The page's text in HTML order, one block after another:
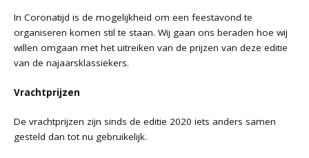
In Coronatijd is de mogelijkheid om een feestavond te
organiseren komen stil te staan. Wij gaan ons beraden hoe wij
willen omgaan met het uitreiken van de prijzen van deze editie
van de najaarsklassiekers.
Vrachtprijzen
De vrachtprijzen zijn sinds de editie 2020 iets anders samen
gesteld dan tot nu gebruikelijk.